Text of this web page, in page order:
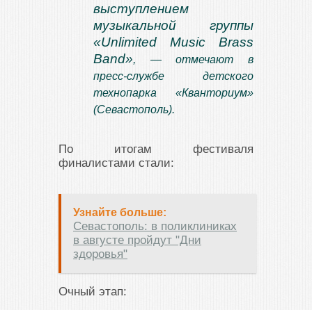
выступлением
музыкальной группы
«Unlimited Music Brass
Band», — отмечают в
пресс-службе детского
технопарка «Кванториум»
(Севастополь).
По итогам фестиваля
финалистами стали:
Узнайте больше:
Севастополь: в поликлиниках
в августе пройдут "Дни
здоровья"
Очный этап: